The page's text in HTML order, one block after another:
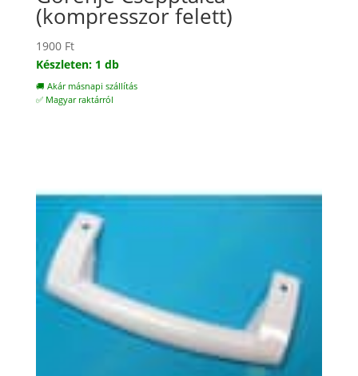
(kompresszor felett)
1900 Ft
Készleten: 1 db
🚚 Akár másnapi szállítás
✅ Magyar raktárról